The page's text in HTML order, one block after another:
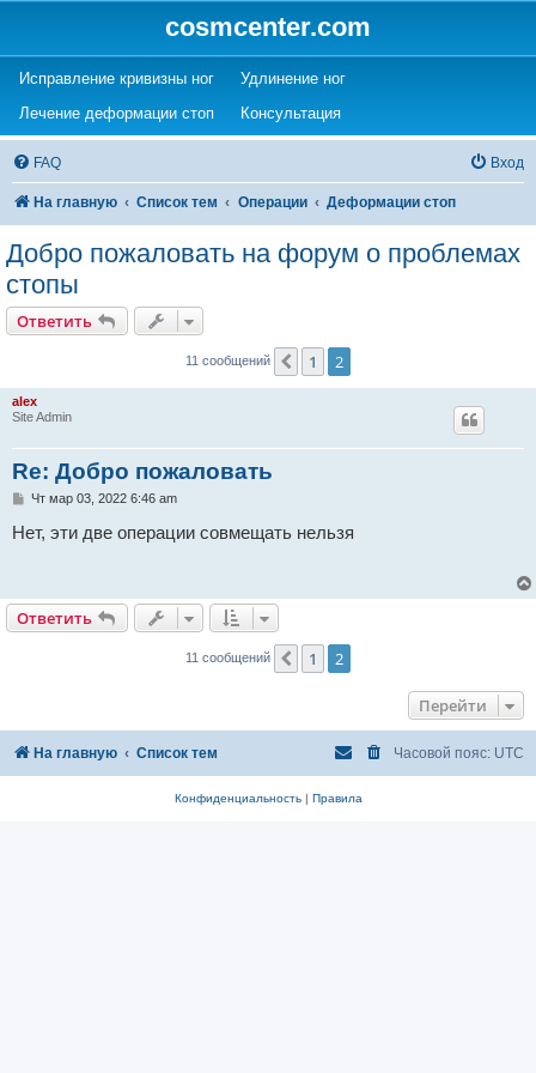
cosmcenter.com
Исправление кривизны ног(Opens a new tab)
Удлинение ног(Opens a new tab)
Лечение деформации стоп(Opens a new tab)
Консультация(Opens a new tab)
FAQ Вход
На главную Список тем Операции Деформации стоп
Добро пожаловать на форум о проблемах
стопы
Ответить
11 сообщений Пред.
1 2
alex
Site Admin
Re: Добро пожаловать
С
о
и
е
Чт мар 03, 2022 6:46 am
Нет, эти две операции совмещать нельзя
Ответить
11 сообщений Пред.
1 2
Перейти
На главную Список тем Часовой пояс: UTC
Конфиденциальность| Правила